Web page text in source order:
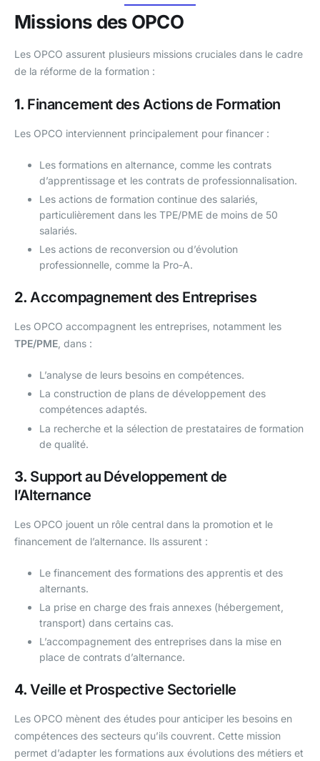
Missions des OPCO
Les OPCO assurent plusieurs missions cruciales dans le cadre
de la réforme de la formation :
1. Financement des Actions de Formation
Les OPCO interviennent principalement pour financer :
Les formations en alternance, comme les contrats
d’apprentissage et les contrats de professionnalisation.
Les actions de formation continue des salariés,
particulièrement dans les TPE/PME de moins de 50
salariés.
Les actions de reconversion ou d’évolution
professionnelle, comme la Pro-A.
2.Accompagnement des Entreprises
Les OPCO accompagnent les entreprises, notamment les
TPE/PME , dans :
L’analyse de leurs besoins en compétences.
La construction de plans de développement des
compétences adaptés.
La recherche et la sélection de prestataires de formation
de qualité.
3. Support au Développement de
l’Alternance
Les OPCO jouent un rôle central dans la promotion et le
financement de l’alternance. Ils assurent :
Le financement des formations des apprentis et des
alternants.
La prise en charge des frais annexes (hébergement,
transport) dans certains cas.
L’accompagnement des entreprises dans la mise en
place de contrats d’alternance.
4.Veille et Prospective Sectorielle
Les OPCO mènent des études pour anticiper les besoins en
compétences des secteurs qu’ils couvrent. Cette mission
permet d’adapter les formations aux évolutions des métiers et